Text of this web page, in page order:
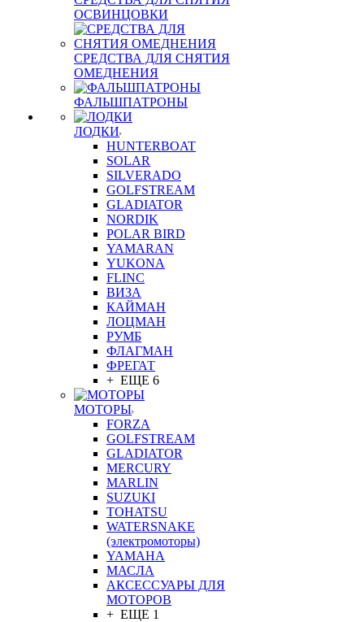
ОСВИНЦОВКИ
СРЕДСТВА ДЛЯ СНЯТИЯ
ОМЕДНЕНИЯ
ФАЛЬШПАТРОНЫ
ЛОДКИ
HUNTERBOAT
SOLAR
SILVERADO
GOLFSTREAM
GLADIATOR
NORDIK
POLAR BIRD
YAMARAN
YUKONA
FLINC
ВИЗА
КАЙМАН
ЛОЦМАН
РУМБ
ФЛАГМАН
ФРЕГАТ
+ ЕЩЕ 6
МОТОРЫ
FORZA
GOLFSTREAM
GLADIATOR
MERCURY
MARLIN
SUZUKI
TOHATSU
WATERSNAKE
(электромоторы)
YAMAHA
МАСЛА
АКСЕССУАРЫ ДЛЯ
МОТОРОВ
+ ЕЩЕ 1